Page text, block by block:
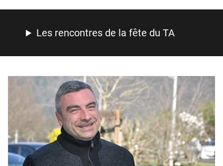
Les ren­contres de la fête du TA